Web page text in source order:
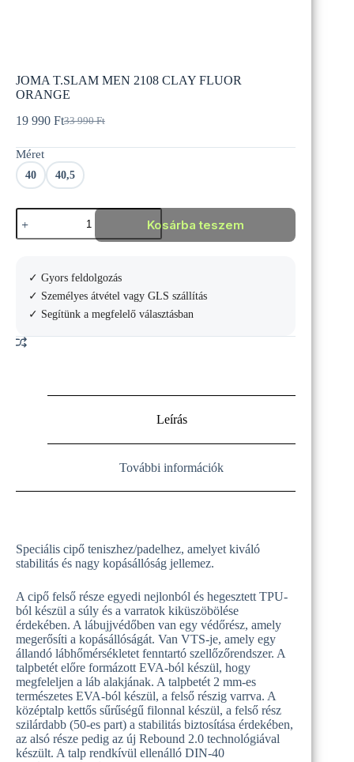
JOMA T.SLAM MEN 2108 CLAY FLUOR
ORANGE
33 990Ft
Original
33
990 Ft.
19 990 FtCurrent
19
990 Ft.
Méret
40 40,5
JOMA
T.SLAM
MEN
FLUOR
ORANGE
mennyiség
Kosárba teszem
✓ Gyors feldolgozás
✓ Személyes átvétel vagy GLS szállítás
✓ Segítünk a megfelelő választásban
Leírás
További információk
Speciális cipő teniszhez/padelhez, amelyet kiváló
stabilitás és nagy kopásállóság jellemez.
A cipő felső része egyedi nejlonból és hegesztett TPU-
ból készül a súly és a varratok kiküszöbölése
érdekében. A lábujjvédőben van egy védőrész, amely
megerősíti a kopásállóságát. Van VTS-je, amely egy
állandó lábhőmérsékletet fenntartó szellőzőrendszer. A
talpbetét előre formázott EVA-ból készül, hogy
megfeleljen a láb alakjának. A talpbetét 2 mm-es
természetes EVA-ból készül, a felső részig varrva. A
középtalp kettős sűrűségű filonnal készül, a felső rész
szilárdabb (50-es part) a stabilitás biztosítása érdekében,
az alsó része pedig az új Rebound 2.0 technológiával
készült. A talp rendkívül ellenálló DIN-40